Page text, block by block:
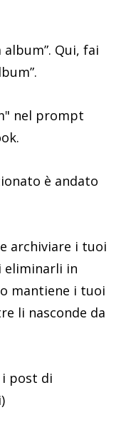
Qui, fai
è andato
archiviare i tuoi
eliminarli in
mantiene i tuoi
li nasconde da
i post di